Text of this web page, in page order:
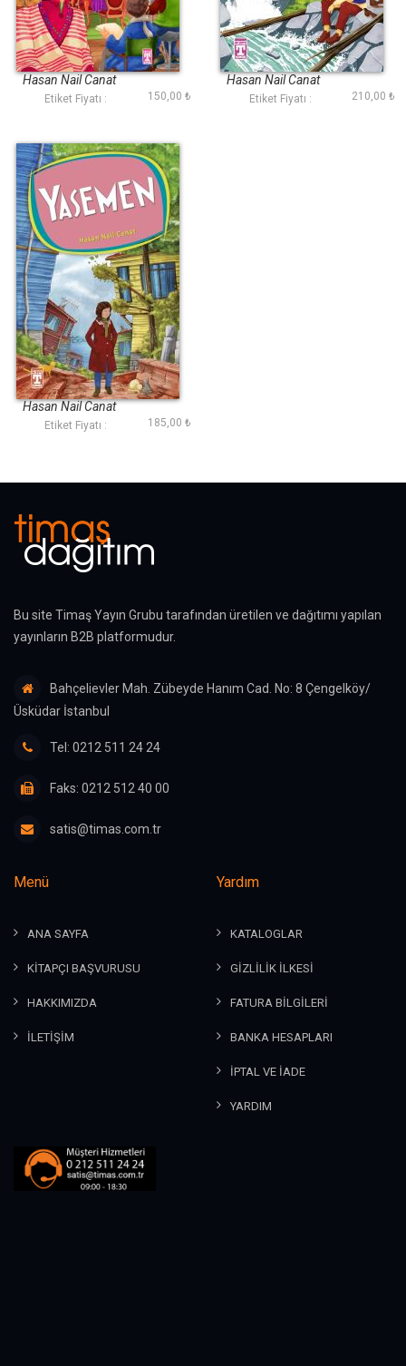
Gül Yarası
Hasan Nail Canat
Etiket Fiyatı : 150,00 ₺
Yaralı Serçe
Hasan Nail Canat
Etiket Fiyatı : 210,00 ₺
Yasemen
Hasan Nail Canat
Etiket Fiyatı : 185,00 ₺
Bu site Timaş Yayın Grubu tarafından üretilen ve dağıtımı yapılan
yayınların B2B platformudur.
Bahçelievler Mah. Zübeyde Hanım Cad. No: 8 Çengelköy/
Üsküdar İstanbul
Tel: 0212 511 24 24
Faks: 0212 512 40 00
satis@timas.com.tr
Menü
ANA SAYFA
KİTAPÇI BAŞVURUSU
HAKKIMIZDA
İLETİŞİM
Yardım
KATALOGLAR
GİZLİLİK İLKESİ
FATURA BİLGİLERİ
BANKA HESAPLARI
İPTAL VE İADE
YARDIM